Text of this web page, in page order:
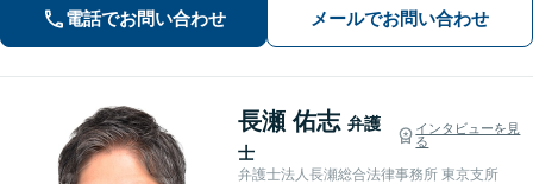
でも有名な政治家弁護士が経営する、
詐欺・インターネット案件特化型の弁
電話でお問い合わせ メールでお問い合わせ
長瀬 佑志 弁護
士
インタビューを見
る
弁護士法人長瀬総合法律事務所 東京支所